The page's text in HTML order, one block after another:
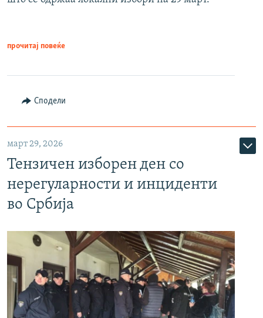
прочитај повеќе
Сподели
март 29, 2026
Тензичен изборен ден со
нерегуларности и инциденти
во Србија